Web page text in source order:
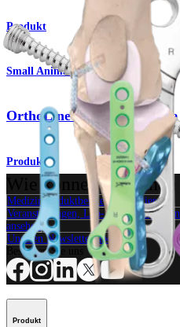
Produkt
Small Animal
OrthoLine™-System für
Produkt
Wie können wir Ihnen
Medizinproduktberater kontaktieren
Veranstaltungen, Lab-Vorführungen
ansehen
Unseren Newsletter abonnieren
Besuchen Sie uns
Produkt